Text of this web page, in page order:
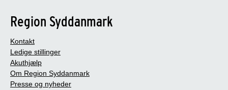
Region Syddanmark
Kontakt
Ledige stillinger
Akuthjælp
Om Region Syddanmark
Presse og nyheder